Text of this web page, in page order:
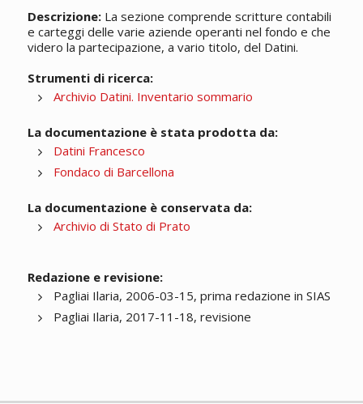
Descrizione:La sezione comprende scritture contabili
e carteggi delle varie aziende operanti nel fondo e che
videro la partecipazione, a vario titolo, del Datini.
Strumenti di ricerca:
Archivio Datini. Inventario sommario
La documentazione è stata prodotta da:
Datini Francesco
Fondaco di Barcellona
La documentazione è conservata da:
Archivio di Stato di Prato
Redazione e revisione:
Pagliai Ilaria, 2006-03-15, prima redazione in SIAS
Pagliai Ilaria, 2017-11-18, revisione